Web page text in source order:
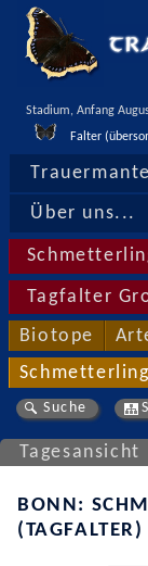
Stadium, Anfang
Falter
Trauermantel
Über uns...
Tagfalter
Biotope
Suche
Tagesansicht
BONN:
(TAGFALTER)